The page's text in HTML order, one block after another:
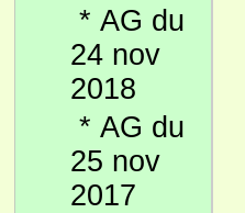
* AG du
24 nov
2018
* AG du
25 nov
2017